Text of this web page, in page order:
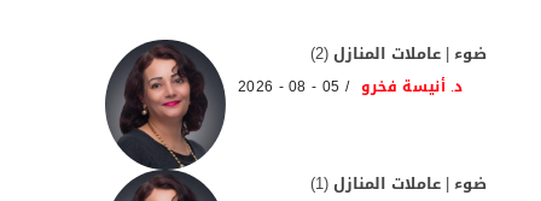
ضوء | عاملات المنازل (2)
د. أنيسة فخرو 05 - 08 - 2026
ضوء | عاملات المنازل (1)